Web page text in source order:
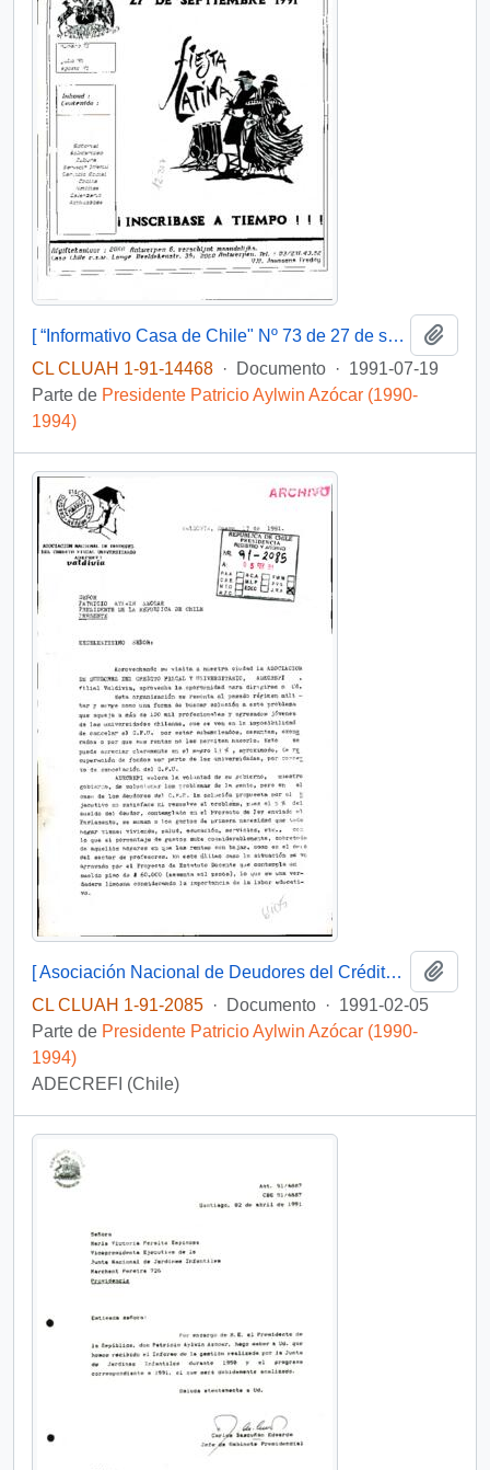
[ “Informativo Casa de Chile" Nº 73 de 27 de septiembre de 1991]
CL CLUAH 1-91-14468 · Documento · 1991-07-19
Parte de Presidente Patricio Aylwin Azócar (1990-
1994)
[ Asociación Nacional de Deudores del Crédito Fiscal Universitario solicita solución respecto de deudas universitarias]
CL CLUAH 1-91-2085 · Documento · 1991-02-05
Parte de Presidente Patricio Aylwin Azócar (1990-
1994)
ADECREFI (Chile)